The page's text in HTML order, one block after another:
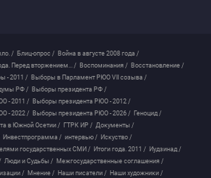
/ Блиц-опрос / Война в августе 2008 года /
Перед вторжением... / Воспоминания / Восстановление /
- 2011 / Выборы в Парламент РЮО VII созыва /
РФ / Выборы президента РФ /
- 2011 / Выборы президента РЮО - 2012 /
- 2022 / Выборы президента РЮО - 2026 / Геноцид /
в Южной Осетии / ГТРК ИР / Документы /
Инвестпрограмма / интервью / Искуство /
государственных СМИ / Итоги года. 2011 / Иудзинад /
Люди и Судьбы / Межгосударственные соглашения /
/ Мнение / Наши писатели / Наши художники /